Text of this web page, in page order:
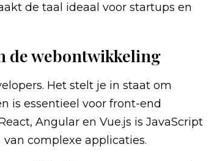
de taal ideaal voor startups en
de webontwikkeling
Het stelt je in staat om
is essentieel voor front-end
Angular en Vue.js is JavaScript
complexe applicaties.